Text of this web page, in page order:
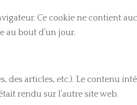
Ce cookie ne contient
au bout d’un jour.
des articles, etc.). Le contenu
rendu sur l’autre site web.